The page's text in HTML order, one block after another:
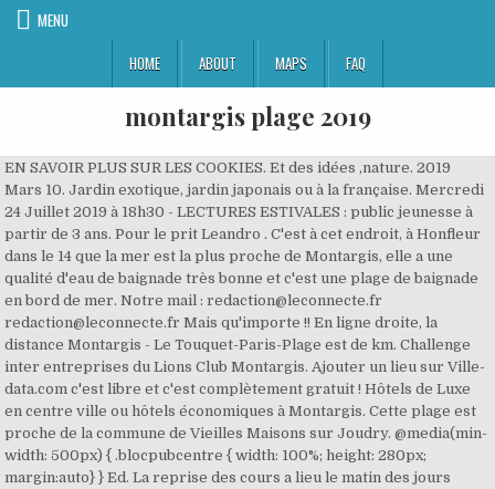
MENU
HOME
ABOUT MAPS FAQ
montargis plage 2019
EN SAVOIR PLUS SUR LES COOKIES. Et des idées ,nature. 2019 Mars 10. Jardin exotique, jardin japonais ou à la française. Mercredi 24 Juillet 2019 à 18h30 - LECTURES ESTIVALES : public jeunesse à partir de 3 ans. Pour le prit Leandro . C'est à cet endroit, à Honfleur dans le 14 que la mer est la plus proche de Montargis, elle a une qualité d'eau de baignade très bonne et c'est une plage de baignade en bord de mer. Notre mail : redaction@leconnecte.fr redaction@leconnecte.fr Mais qu'importe !! En ligne droite, la distance Montargis - Le Touquet-Paris-Plage est de km. Challenge inter entreprises du Lions Club Montargis. Ajouter un lieu sur Ville-data.com c'est libre et c'est complètement gratuit ! Hôtels de Luxe en centre ville ou hôtels économiques à Montargis. Cette plage est proche de la commune de Vieilles Maisons sur Joudry. @media(min-width: 500px) { .blocpubcentre { width: 100%; height: 280px; margin:auto} } Ed. La reprise des cours a lieu le matin des jours indiqués. Montargis -16- La Rue Dorée Carte ayant voyagée 1915 LL. Montargis Plage En Bord De Mer. Plages à Montargis 45200 carte de toutes les plages qualité de l'eau et analyse sur 6 ans, les avis, commentaires et plan d'accès. 2019 12:18. Montargis Adresses des Administrations : Association de formation professionnelle des adultes (Afpa) de MontargisBanque de France, bureau d'accueil et d'information de MontargisBureau d'aide aux victimes du tribunal de grande instance de MontargisCaisse d'allocations familiales (Caf) de Montargis (antenne)Caisse primaire d'assurance maladie (CPAM) de MontargisCentre d'information et d'orientation (CIO) de MontargisCentre d'information sur les droits des femmes et des familles (CDIFF) du Loiret - MontargisCentre de protection maternelle et infantile de MontargisCentre de semi-liberté de MontargisCentre des impôts foncier de MontargisCommission d'indemnisation des victimes d'infractions de MontargisCommunauté dagglomération Montargoise et Rives-du-LoingConseil de prud'hommes de MontargisHôtel de police de MontargisMairie de MontargisMission locale de Montargis et de GienPermanence dinformation et dorientation juridiques de MontargisPoint Info Famille de MontargisPoint information jeunesse de MontargisPôle emploi de MontargisService de publicité foncière (ex-Conservation des hypothèques) de MontargisSous-préfecture de MontargisTribunal d'instance de MontargisTribunal de grande instance de MontargisTribunal pour enfants de MontargisPoste montargisPoste montargis la chaussee, Carte, plan, tel, email, adresse, horaires, code postaux des administrations à Montargis, Liste Complète et Carte des Plages les plus Proches à Montargis 45200 Carte des Plages et Avis, Qualité de L'eau. Magasin Kiabi MONTARGIS – Retrouvez toutes les informations concernant votre magasin de vêtements. Le nombre maximum d’étudiants à admettre en première année d’études préparatoires au diplôme d’Etat d’infirmier pour l’année universitaire 2019-2020 est fixé à 30 920, par l’arrêté ministériel du 18 Avril. (adsbygoogle = window.adsbygoogle || []).push({}); (adsbygoogle = window.adsbygoogle || []).push({}); Le Saviez Vous ? Classement 2019 des lycées de Montargis, nombre d'élèves, résultats au bac pour chaque série, options, parcours des lycéens à Montargis. Vivre à Montargis (45), la ville idéale ? Ajoutez un lieu sur Ville-Data.com c'est libre et gratuit . Je n’ai pas pris le temps de visiter Montargis mais ai cependant vu de jolis ponts franchissant le Loing et entourés de belles maisons. Semi Marathon de Montargis. Votez pour votre magasin de meubles favori à Montargis, liste de tous les magasins de meubles de Montargis et des environs, horaires et avis. Plan de Localisation. Montargis : Tourisme à voir à faire à visiter, Carte complète pour localiser les piscines de Montargis ainsi que les piscines les plus proches. 03/05/2018 . Après avoir accusé une fréquentation plutôt basse à certaines de ses animations, en 2018, Gien plage s’accorde une année de réflexion. 2019 12:18. Beaucoup parle de vitesse sans connaître les circonstances de l'accident. Carte des Lacs, Étangs et des Parcours de Pêche autour de Montargis, consultez les avis, Toutes les activités sportives et de loisirs que l'on peut pratiquer à Montargis ou à proximité de Montargis, Combien d'habitants à Montargis, nombre d'hommes et de femmes dans la population de Montargis. Cette opération est proposée par Les Vitrines d'Orléans pour la première fois. J’espère que le bientôt veut vraiment dire bientôt. La plage ETANG COMMUNAL offre une qualité d'eau non classée. Publishing platform for digital magazines, interactive publications and online catalogs. Montargis (45) 2018 Mars 11. Test d'entrée en 5ème maths pdf. Un an après la grave crise en interne, le club de football montargois a procédé à l'élection d'un nouveau comité directeur. Montargis - Vue sur le Canal Editeur Chartier Frères, Montargis (dos non divisé) Carte envoyée en 1901. Le 14 juillet 2020, jour de la fête nationale française, Netflix dévoile la première bande annonce de … Liste et carte de tous les campings de Montargis, nombre d'étoiles, les équipements, les animations, leurs sites internets, les prix ainsi que les avis et les coordonnées pour votre réservation en camping à Montargis. A free company (sometimes called a great company or grande compagnie) was an army of mercenaries between the 12th and 14th centuries recruited by private employers during wars. C'est presque la Méditerranée ! Tous les apparthotels de Montargis et ceux à proximité immédiate avec leurs coordonnées. La Plage 2019. Population et nombre d'habitants de Montargis, Niveau de vie et Categories sociales de Montargis, Plages de Montargis, lac, rivière, mer, étang, Tous les Sports possible autour de Montargis, Taux de chomage de Montargis et évolution, Bureaux de Poste et boites aux lettres de Montargis, Association de formation professionnelle des adultes (Afpa) de Montargis, Banque de France, bureau d'accueil et d'information de Montargis, Bureau d'aide aux victimes du tribunal de grande instance de Montargis, Caisse d'allocations familiales (Caf) de Montargis (antenne), Caisse primaire d'assurance maladie (CPAM) de Montargis, Centre d'information et d'orientation (CIO) de Montargis, Centre d'information sur les droits des femmes et des familles (CDIFF) du Loiret - Montargis, Centre de protection maternelle et infantile de Montargis, Commission d'indemnisation des victimes d'infractions de Montargis, Communauté dagglomération Montargoise et Rives-du-Loing, Permanence dinformation et dorientation juridiques de Montargis, Service de publicité foncière (ex-Conservation des hypothèques) de Montargis, Plages, lac, rivières, mer, étang de Montargis, Plage SOUPPES-SUR-LOING - BASE DE LOISIRS, pour vos promenades, vos randos et vos balades proches de Montargis. Liste et carte des Hôtels par chaine Ibis, formule1, Etap hôtel et par nombre d'étoiles. Publié le 2 juin 2019 120 km et une arrivée très longue et très pénible à Paris. Qualité de Vie. Liste Complète et Carte des Plages les plus Proches à Montargis 45200 Carte des Plages et Avis, Qualité de L'eau. De quoi se détendre agréablement, profiter à petit prix et même gratuitement, sans se soucier des heures de bouchons pour atteindre les plages du Sud et se baigner. La plage PLAGE DU BUTIN est la plage à la mer la plus proche de Montargis. Et … Objectif : animer le centre-ville et mettre en lumière ses commerçants. Title: Montargis 1769 S02 2019, Author: Marc Touya, Length: 16 pages, Published: 2019-01-07 La plage SOUPPES-SUR-LOING - BASE DE LOISIRS offre une qualité d'eau très bonne. Très Pratique : La Carte Complète des Boites aux Lettres et Bureaux de Poste de Montargis @media(min-width: 500px) { .blocpubcentre { width: 100%; height: 280px; margin:auto} } Pour répondre à toutes vos envies de voyage, le break Audi de référence offre un volume de chargement généreux passant de 495 à 1 … Coordonnées complètes, adresses, emails et téléphones. Carte des parcs et des jardins à voir à Montargis et dans les environs. Nouvelle Audi A4 Avant - Audi Montargis. La ville > La Venise du Gâtinais > Accès > Tourisme > Renée de France et Montargis > Liens entre Montargis et la Chine > La légende du chien de Montargis > Stationnemen Accident montargis 2020. Pour Montargis, reçu un mail ce jour de Orange qui m’informe que le déploiement va bientôt commencer dans mon quartier. Pour répondre à toutes vos envies de voyage, le break Audi de référence offre un volume de chargement généreux passant de 495 à 1 … Montargis (45) 2017 ... Montargis (45) 2015 Mars 15. Navigation Édition précédente modifier Le tournoi de football de plage aux Jeux européens de 2019 a lieu à l'Olympic Sports Complex de Minsk , en Biélorussie , du 25 au 29 juin 2019 . C'est une plage de lac. Sully Plage : saison 2019 ! Classement 2019 et Résultats des Lycées et Collèges pour la Zone de Montargis Tous les lycées et les collèges de Montargis. Montargis pictures: Check out Tripadvisor members' 2,054 candid photos and videos of landmarks, hotels, and attractions in Montargis. LA VAREUSE P.129 dans notre Nid d'abeille Écru. Du 6 juillet au 4 août 2019, Sully Plage revient à Sully-sur-Loire, sur les bords de Loire, avec toujours plus d'animations et de détente pour tous ! Ajouter un lieu sur Ville-data.com c'est libre et c'est complètement gratuit ! Montargis : Classement des Lycées. Publishing platform for digital magazines, interactive publications and online catalogs. Et au programme de cette année, de nombreuses nouveautés ! (adsbygoogle = window.adsbygoogle || []).push({}); Le Saviez Vous ? Les avis et commentaires. 10 févr. Les plus beaux gîtes 3 étoiles à Montargis et des environs, avis vérifiés, tarifs et coordonnées complètes des gîtes 3 étoiles de Montargis. En ligne droite, la distance Montargis - Le Touquet-Paris-Plage est de km. Trouvez une Plage à proximité Carte des boites aux lettres et des bureaux de poste de Montargis, horaires